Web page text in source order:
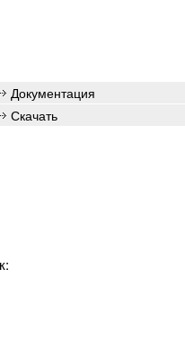
Документация
Скачать